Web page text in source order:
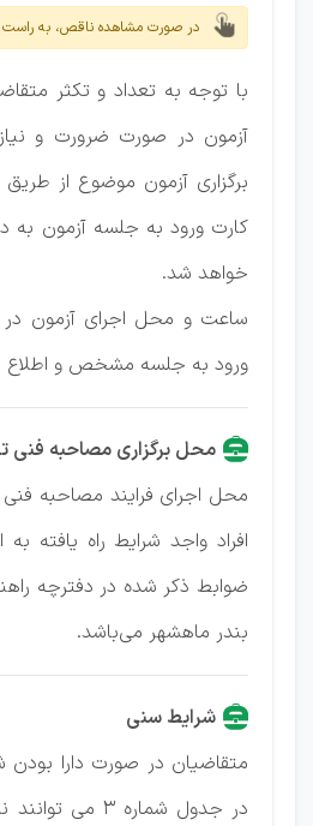
در صورت مشاهده ناقص، به
با توجه به تعداد و تکثر
آزمون در صورت ضرورت و
برگزاری آزمون موضوع از
کارت ورود به جلسه آزمون به
خواهد شد.
ساعت و محل اجرای آزمون در
ورود به جلسه مشخص و اطلاع
محل برگزاری مصاحبه
محل اجرای فرایند مصاحبه
افراد واجد شرایط راه یافته
ضوابط ذکر شده در دفترچه
بندر ماهشهر می‌باشد.
شرایط سنی
متقاضیان در صورت دارا
در جدول شماره ۳